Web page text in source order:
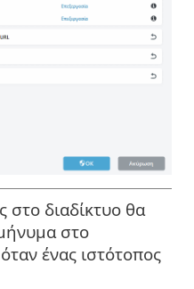
διαδίκτυο θα
στο
ένας ιστότοπος